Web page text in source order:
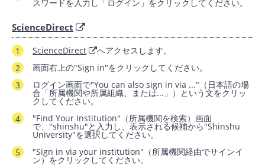
スワードを入力し「ログイン」をクリックしてください。
ScienceDirect
ScienceDirect
へアクセスします。
画面右上の"Sign in"をクリックしてください。
ログイン画面で"You can also sign in via ..."（日本語の場
合「所属機関や所属組織、または...」）という文をクリッ
クしてください。
"Find Your Institution"（所属機関を検索）画面
で、"shinshu"と入力し、表示される候補から"Shinshu
University"を選択してください。
"Sign in via your institution"（所属機関経由でサインイ
ン）をクリックしてください。